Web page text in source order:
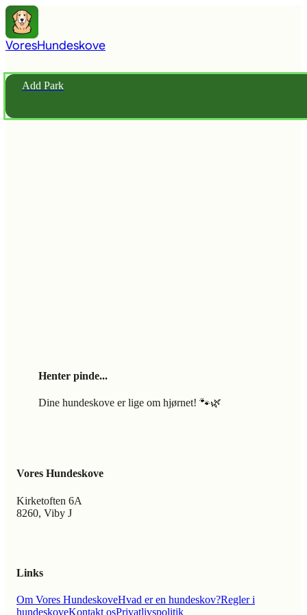
VoresHundeskove
Add Park
Henter pinde...
Dine hundeskove er lige om hjørnet! 🐾🌿
Vores Hundeskove
Kirketoften 6A
8260, Viby J
Links
Om Vores HundeskoveHvad er en hundeskov?Regler i
hundeskoveKontakt osPrivatlivspolitik